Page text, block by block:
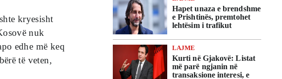
Hapet unaza e brendshme
e Prishtinës, premtohet
lehtësim i trafikut
LAJME
Kurti në Gjakovë: Listat
më parë ngjanin në
transaksione interesi, e
kryesisht
nuk
edhe më keq
të veten,